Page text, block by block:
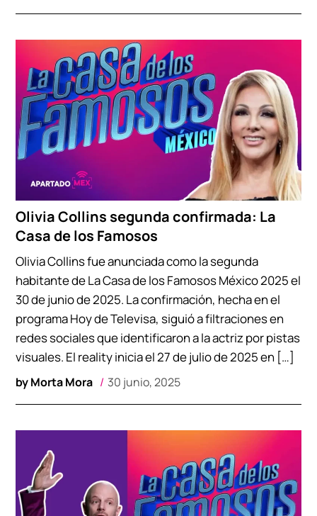
Olivia Collins segunda confirmada: La
Casa de los Famosos
byMorta Mora 30 junio, 2025
Olivia Collins fue anunciada como la segunda
habitante de La Casa de los Famosos México 2025 el
30 de junio de 2025. La confirmación, hecha en el
programa Hoy de Televisa, siguió a filtraciones en
redes sociales que identificaron a la actriz por pistas
visuales. El reality inicia el 27 de julio de 2025 en […]